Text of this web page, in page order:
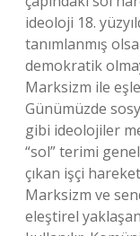
ideoloji 18.
tanımlanmış
demokratik
Marksizm ile
Günümüzde
gibi ideolojiler
“sol” terimi
çıkan işçi
Marksizm ve
eleştirel